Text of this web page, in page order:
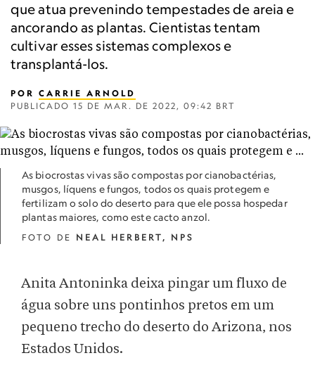
que atua prevenindo tempestades de areia e
ancorando as plantas. Cientistas tentam
cultivar esses sistemas complexos e
transplantá-los.
POR CARRIE ARNOLD
PUBLICADO 15 DE MAR. DE 2022, 09:42 BRT
As biocrostas vivas são compostas por cianobactérias,
musgos, líquens e fungos, todos os quais protegem e
fertilizam o solo do deserto para que ele possa hospedar
plantas maiores, como este cacto anzol.
FOTO DE NEAL HERBERT, NPS
Anita Antoninka deixa pingar um fluxo de
água sobre uns pontinhos pretos em um
pequeno trecho do deserto do Arizona, nos
Estados Unidos.